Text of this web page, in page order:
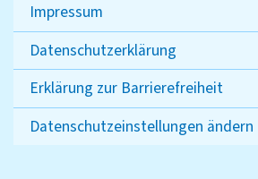
Impressum
Datenschutzerklärung
Erklärung zur Barrierefreiheit
Datenschutzeinstellungen ändern